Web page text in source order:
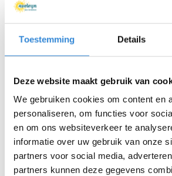
Toestemming Details
Deze website maakt gebruik van
We gebruiken cookies om content en
personaliseren, om functies voor
en om ons websiteverkeer te
informatie over uw gebruik van onze
partners voor social media,
partners kunnen deze gegevens
zegt Lisanne van Oers, logopediste
kinderdagcentrum de Toermalijn.
dat wij de cliënten en hun familie
te groeien. Dit geeft meer eigen
omgeving. Een voorbeeld hiervan is
Dirk. Dirk was vóór de inzet van de
afhankelijk van de interpretatie
communicatieve signalen van zijn
de inzet van de computer kan hij
wensen duidelijk maken.'